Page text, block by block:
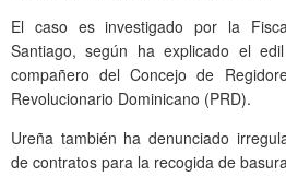
El caso es investigado por la
Santiago, según ha explicado el
compañero del Concejo de
Revolucionario Dominicano (PRD).
Ureña también ha denunciado
de contratos para la recogida de